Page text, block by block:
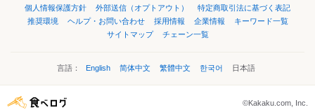
個人情報保護方針
外部送信（オプトアウト）
特定商取引法に基づく表記
推奨環境
ヘルプ・お問い合わせ 採用情報 企業情報
キーワード一覧
サイトマップ
チェーン一覧
言語： English 简体中文 繁體中文 한국어 日本語
©Kakaku.com, Inc.